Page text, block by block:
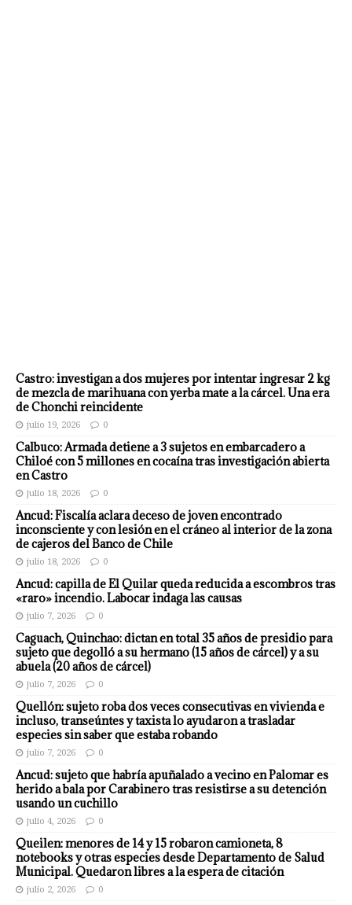
Castro: investigan a dos mujeres por intentar ingresar 2 kg
de mezcla de marihuana con yerba mate a la cárcel. Una era
de Chonchi reincidente
julio 19, 2026 0
Calbuco: Armada detiene a 3 sujetos en embarcadero a
Chiloé con 5 millones en cocaína tras investigación abierta
en Castro
julio 18, 2026 0
Ancud: Fiscalía aclara deceso de joven encontrado
inconsciente y con lesión en el cráneo al interior de la zona
de cajeros del Banco de Chile
julio 18, 2026 0
Ancud: capilla de El Quilar queda reducida a escombros tras
«raro» incendio. Labocar indaga las causas
julio 7, 2026 0
Caguach, Quinchao: dictan en total 35 años de presidio para
sujeto que degolló a su hermano (15 años de cárcel) y a su
abuela (20 años de cárcel)
julio 7, 2026 0
Quellón: sujeto roba dos veces consecutivas en vivienda e
incluso, transeúntes y taxista lo ayudaron a trasladar
especies sin saber que estaba robando
julio 7, 2026 0
Ancud: sujeto que habría apuñalado a vecino en Palomar es
herido a bala por Carabinero tras resistirse a su detención
usando un cuchillo
julio 4, 2026 0
Queilen: menores de 14 y 15 robaron camioneta, 8
notebooks y otras especies desde Departamento de Salud
Municipal. Quedaron libres a la espera de citación
julio 2, 2026 0